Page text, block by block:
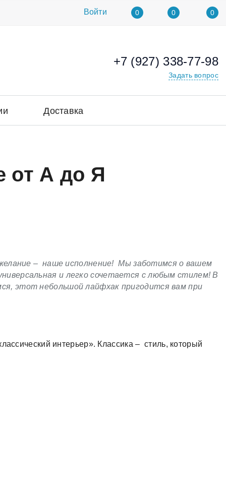
Войти 0 0 0
+7 (927) 338-77-98
Задать вопрос
Доставка
от А до Я
– наше исполнение! Мы заботимся о вашем
и легко сочетается с любым стилем! В
этот небольшой лайфхак пригодится вам при
интерьер». Классика – стиль, который